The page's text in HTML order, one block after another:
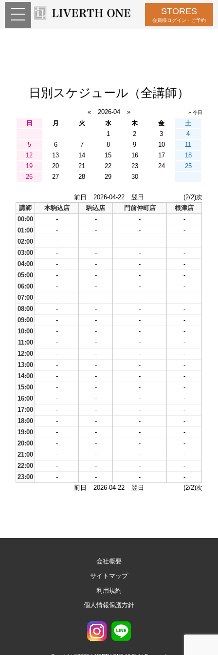
STORES
会員様ログイン・ご予約
日別スケジュール（全講師）
« 2026-04 » » 今日
日 月 火 水 木 金
土
1
2 3
4
5
6 7 8 9 10
11
12
13 14 15 16 17
18
19
20 21 22 23 24
25
26
27 28 29 30
前日 2026-04-22 翌日
(2/2)次
講師
本駒込店 駒込店 門前仲町店
根津店
00:00
- - -
-
01:00
- - -
-
02:00
- - -
-
03:00
- - -
-
04:00
- - -
-
05:00
- - -
-
06:00
- - -
-
07:00
- - -
-
08:00
- - -
-
09:00
- - -
-
10:00
- - -
-
11:00
- - -
-
12:00
- - -
-
13:00
- - -
-
14:00
- - -
-
15:00
- - -
-
16:00
- - -
-
17:00
- - -
-
18:00
- - -
-
19:00
- - -
-
20:00
- - -
-
21:00
- - -
-
22:00
- - -
-
23:00
- - -
-
前日
2026-04-22 翌日 (2/2)次
会社概要
サイトマップ
利用規約
個人情報保護方針